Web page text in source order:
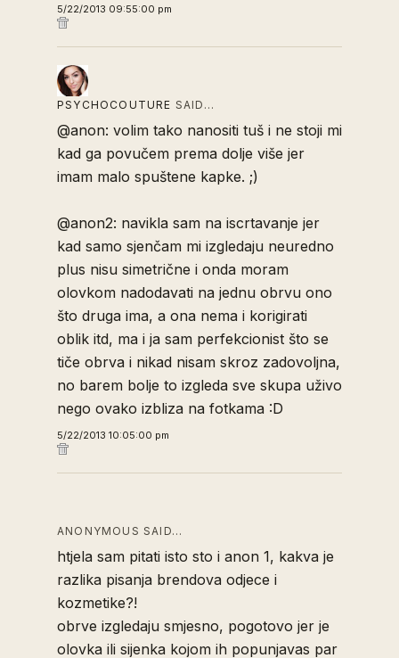
5/22/2013 09:55:00 pm
PSYCHOCOUTURE SAID…
@anon: volim tako nanositi tuš i ne stoji mi
kad ga povučem prema dolje više jer
imam malo spuštene kapke. ;)
@anon2: navikla sam na iscrtavanje jer
kad samo sjenčam mi izgledaju neuredno
plus nisu simetrične i onda moram
olovkom nadodavati na jednu obrvu ono
što druga ima, a ona nema i korigirati
oblik itd, ma i ja sam perfekcionist što se
tiče obrva i nikad nisam skroz zadovoljna,
no barem bolje to izgleda sve skupa uživo
nego ovako izbliza na fotkama :D
5/22/2013 10:05:00 pm
ANONYMOUS SAID…
htjela sam pitati isto sto i anon 1, kakva je
razlika pisanja brendova odjece i
kozmetike?!
obrve izgledaju smjesno, pogotovo jer je
olovka ili sijenka kojom ih popunjavas par